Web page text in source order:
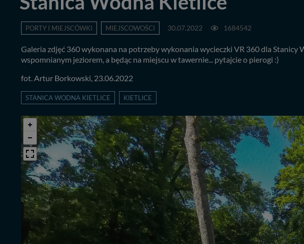
PORTY I MIEJSCÓWKI MIEJSCOWOŚCI 30.07.2022 1684542
Galeria zdjęć 360 wykonana na potrzeby wykonania wycieczki VR 360 dla
wspomnianym jeziorem, a będąc na miejscu w tawernie... pytajcie o pierogi :)
fot. Artur Borkowski, 23.06.2022
STANICA WODNA KIETLICE KIETLICE